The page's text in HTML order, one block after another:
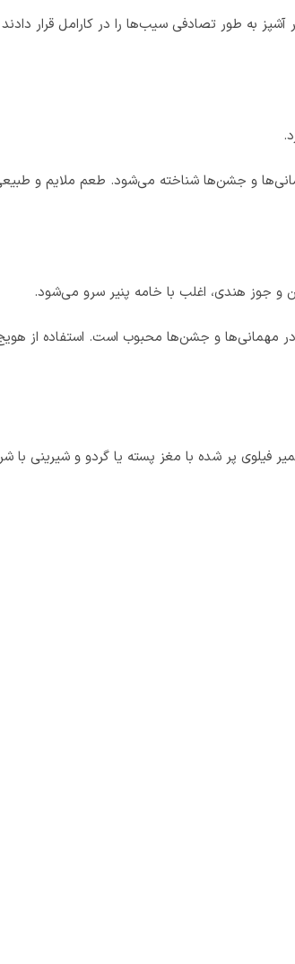
به طور تصادفی سیب‌ها را در کارامل قرار
و جشن‌ها شناخته می‌شود. طعم ملایم و طبیعی
جوز هندی، اغلب با خامه پنیر سرو می‌شود.
مهمانی‌ها و جشن‌ها محبوب است. استفاده از
فیلوی پر شده با مغز پسته یا گردو و شیرینی